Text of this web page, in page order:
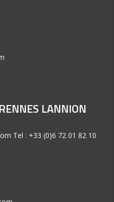
LANNION
Tel : +33 (0)6 72 01 82 10